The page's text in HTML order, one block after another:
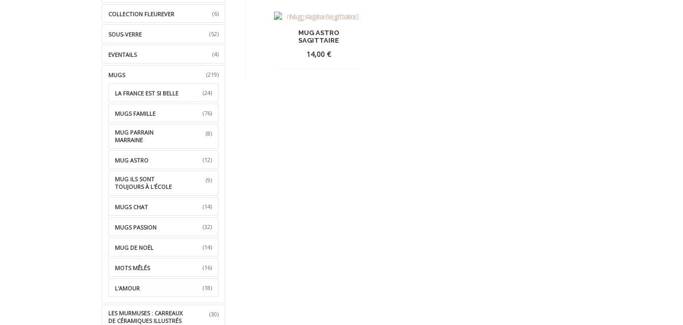
MUG ASTRO
SAGITTAIRE
14,00€
COLLECTION FLEUREVER (6)
SOUS-VERRE (52)
EVENTAILS (4)
MUGS (219)
LA FRANCE EST SI BELLE (24)
MUGS FAMILLE (76)
MUG PARRAIN
MARRAINE
(8)
MUG ASTRO (12)
MUG ILS SONT
TOUJOURS À L'ÉCOLE
(9)
MUGS CHAT (14)
MUGS PASSION (32)
MUG DE NOËL (14)
MOTS MÊLÉS (16)
L'AMOUR (18)
LES MURMUSES : CARREAUX
DE CÉRAMIQUES ILLUSTRÉS
(30)